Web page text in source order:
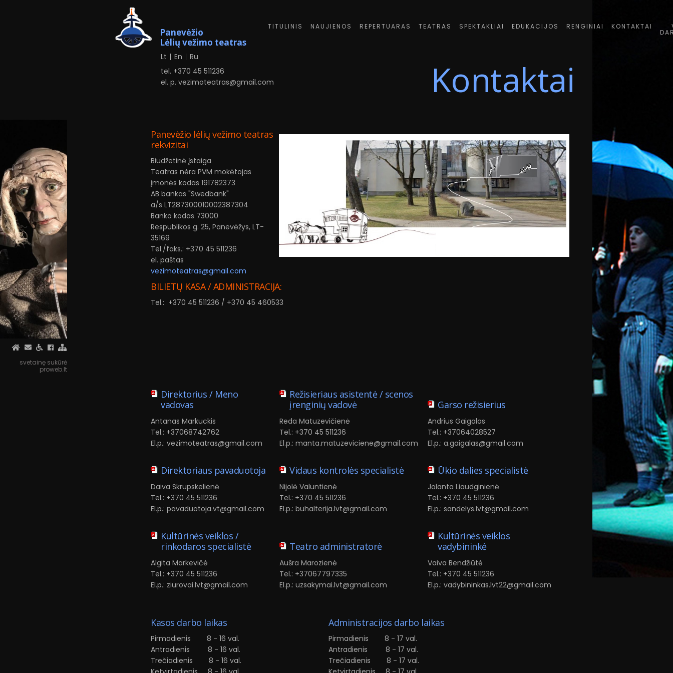
Panevėžio
Lėlių vežimo teatras
Lt En
Ru
tel. +370 45 511236
el. p.vezimoteatras@gmail.com
TITULINIS NAUJIENOS REPERTUARAS TEATRAS SPEKTAKLIAI EDUKACIJOS RENGINIAI KONTAKTAI
svetainę sukūrė
proweb.lt
Kontaktai
Panevėžio lėlių vežimo teatras
rekvizitai
Biudžetinė įstaiga
Teatras nėra PVM mokėtojas
Įmonės kodas 191782373
AB bankas "Swedbank"
a/s LT287300010002387304
Banko kodas 73000
Respublikos g. 25, Panevėžys, LT-
35169
Tel./faks.: +370 45 511236
el. paštas
vezimoteatras@gmail.com
BILIETŲ KASA / ADMINISTRACIJA:
Tel.: +370 45 511236 / +370 45 460533
Direktorius / Meno
vadovas
Režisieriaus asistentė / scenos
įrenginių vadovė
Garso režisierius
Antanas Markuckis Reda Matuzevičienė
Andrius Gaigalas
Tel.: +37068742762
Tel.: +370 45 511236
Tel.: +37064028527
El.p.: vezimoteatras@gmail.com
El.p.: manta.matuzeviciene@gmail.com El.p.: a.gaigalas@gmail.com
Direktoriaus pavaduotoja Vidaus kontrolės specialistė Ūkio dalies specialistė
Daiva Skrupskelienė Nijolė Valuntienė
Jolanta Liaudginienė
Tel.: +370 45 511236
Tel.: +370 45 511236
Tel.: +370 45 511236
El.p.: pavaduotoja.vt@gmail.com
El.p.: buhalterija.lvt@gmail.com El.p.: sandelys.lvt@gmail.com
Kultūrinės veiklos /
rinkodaros specialistė
Teatro administratorė
Kultūrinės veiklos
vadybininkė
Algita Markevičė Aušra Marozienė
Vaiva Bendžiūtė
Tel.: +370 45 511236
Tel.: +37067797335
Tel.: +370 45 511236
El.p.: ziurovai.lvt@gmail.com
El.p.: uzsakymai.lvt@gmail.com El.p.: vadybininkas.lvt22@gmail.com
Kasos darbo laikas Administracijos darbo laikas
Pirmadienis 8 - 16 val.
Pirmadienis 8 - 17 val.
Antradienis 8 - 16 val.
Antradienis 8 - 17 val.
Trečiadienis 8 - 16 val.
Trečiadienis 8 - 17 val.